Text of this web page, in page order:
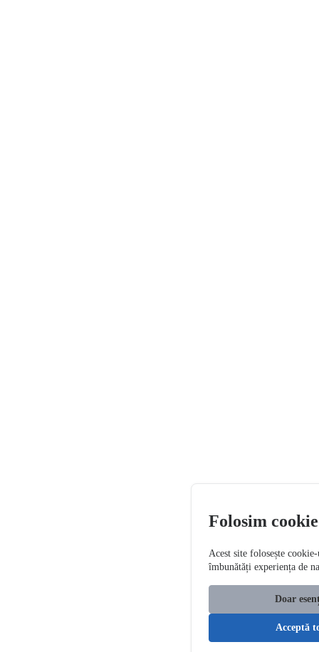
Folosim
Acest site folosește
îmbunătăți experiența de
Doar
Acceptă